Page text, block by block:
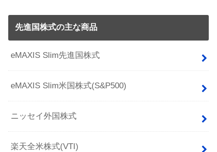
先進国株式の主な商品
eMAXIS Slim先進国株式
eMAXIS Slim米国株式(S&P500)
ニッセイ外国株式
楽天全米株式(VTI)